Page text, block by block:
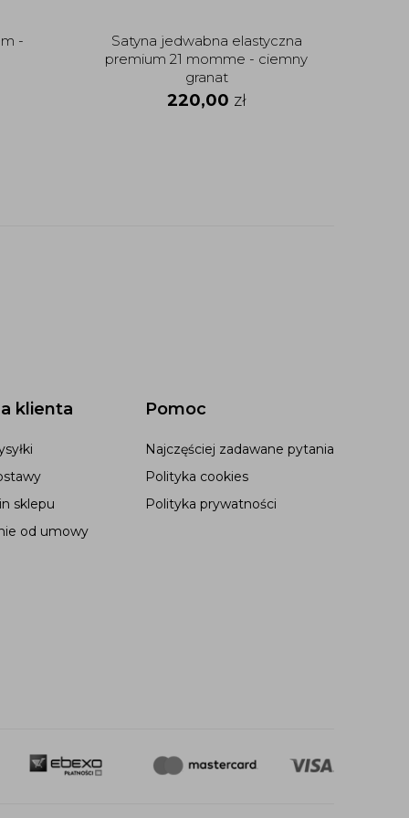
-
Satyna jedwabna elastyczna
premium 21 momme - ciemny
granat
220,00 zł
klienta
sklepu
od umowy
Pomoc
Najczęściej zadawane pytania
Polityka cookies
Polityka prywatności